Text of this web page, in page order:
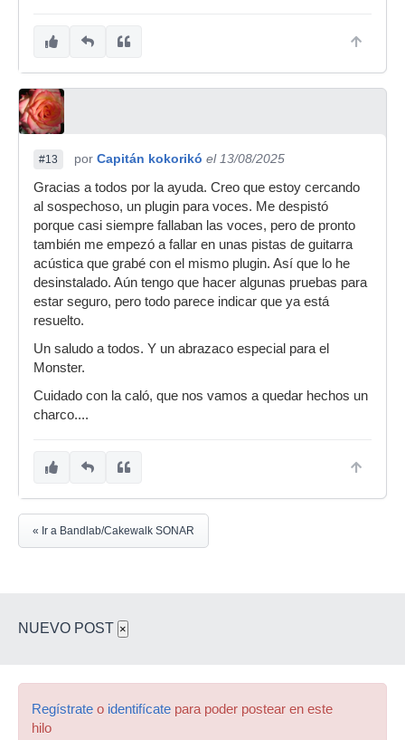
#13 por Capitán kokorikó el 13/08/2025
Gracias a todos por la ayuda. Creo que estoy cercando
al sospechoso, un plugin para voces. Me despistó
porque casi siempre fallaban las voces, pero de pronto
también me empezó a fallar en unas pistas de guitarra
acústica que grabé con el mismo plugin. Así que lo he
desinstalado. Aún tengo que hacer algunas pruebas para
estar seguro, pero todo parece indicar que ya está
resuelto.
Un saludo a todos. Y un abrazaco especial para el
Monster.
Cuidado con la caló, que nos vamos a quedar hechos un
charco....
« Ir a Bandlab/Cakewalk SONAR
NUEVO POST ×
Regístrate o identifícate para poder postear en este
hilo